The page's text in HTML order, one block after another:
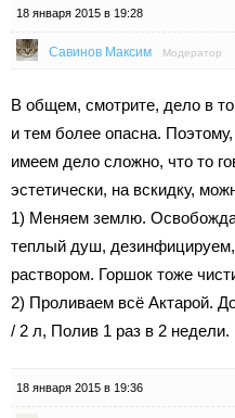
18 января 2015 в 19:28
Савинов Максим Модератор
В общем, смотрите, дело в
и тем более опасна.
имеем дело сложно, что то
эстетически, на вскидку,
1) Меняем землю.
теплый душ,
раствором. Горшок тоже
2) Проливаем всё Актарой.
/ 2 л, Полив 1 раз в 2 недели.
18 января 2015 в 19:36